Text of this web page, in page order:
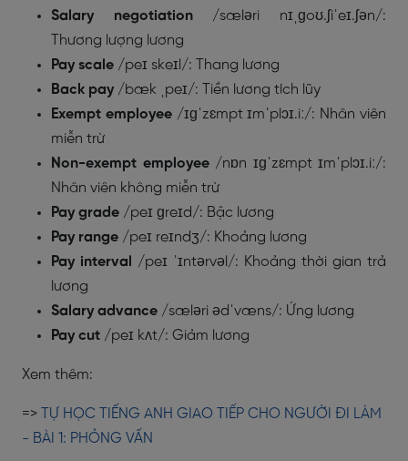
Salary negotiation /sæləri nɪˌɡoʊ.ʃiˈeɪ.ʃən/:
Thương lượng lương
Pay scale /peɪ skeɪl/: Thang lương
Back pay /bæk ˌpeɪ/: Tiền lương tích lũy
Exempt employee /ɪɡˈzɛmpt ɪmˈplɔɪ.iː/: Nhân viên
miễn trừ
Non-exempt employee /nɒn ɪɡˈzɛmpt ɪmˈplɔɪ.iː/:
Nhân viên không miễn trừ
Pay grade /peɪ ɡreɪd/: Bậc lương
Pay range /peɪ reɪndʒ/: Khoảng lương
Pay interval /peɪ ˈɪntərvəl/: Khoảng thời gian trả
lương
Salary advance /sæləri ədˈvæns/: Ứng lương
Pay cut /peɪ kʌt/: Giảm lương
Xem thêm:
=>
TỰ HỌC TIẾNG ANH GIAO TIẾP CHO NGƯỜI ĐI LÀM
- BÀI 1: PHỎNG VẤN